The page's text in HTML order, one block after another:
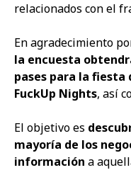
relacionados con el
En agradecimiento
la encuesta
pases para la fiesta
FuckUp Nights, así
El objetivo es
mayoría de los
información a